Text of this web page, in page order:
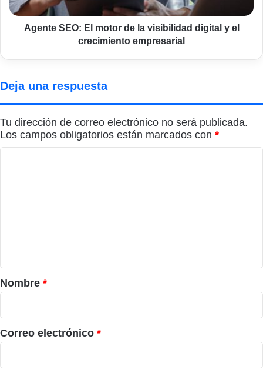
y
Agente SEO: El motor de la visibilidad digital y el
crecimiento empresarial
Deja una respuesta
Tu dirección de correo electrónico no será publicada.
Los campos obligatorios están marcados con *
r
i
o
*
Nombre *
Correo electrónico *